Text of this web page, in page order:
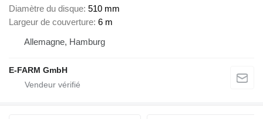
Diamètre du disque 510 mm
Largeur de couverture 6 m
Allemagne, Hamburg
E-FARM GmbH